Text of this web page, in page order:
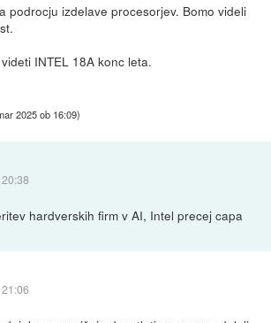
podrocju izdelave procesorjev. Bomo videli
INTEL 18A konc leta.
2025 ob 16:09)
hardverskih firm v AI, Intel precej capa